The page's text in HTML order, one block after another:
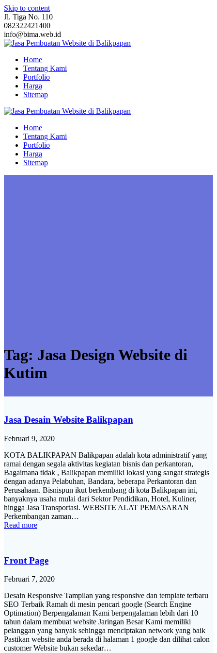
Skip to content
Jl. Tiga No. 110
082322421400
info@bima.web.id
Home
Tentang Kami
Portfolio
Harga
Sitemap
Home
Tentang Kami
Portfolio
Harga
Sitemap
Tag: Jasa Design Website di
Kutim
Jasa Desain Website Balikpapan
Februari 9, 2020
KOTA BALIKPAPAN Balikpapan adalah kota administratif yang
ramai dengan segala aktivitas kegiatan bisnis dan perkantoran,
Bagaimana tidak , Balikpapan memiliki lokasi yang sangat strategis
dengan adanya Pelabuhan, Bandara, beberapa Perkantoran dan
Perusahaan. Bisnispun ikut berkembang di kota Balikpapan ini,
banyaknya usaha mulai dari Sektor Pendidikan, Hotel, Kuliner,
hingga Jasa Transportasi. WEBSITE ALAT PEMASARAN
Perkembangan zaman…
Read more
Front Page
Februari 7, 2020
Desain Responsive Tampilan yang responsive dan template terbaru
SEO Terbaik Ramah di mesin pencari google (Search Engine
Optimation) Berpengalaman Kami berpengalaman lebih dari 10
tahun dalam membuat website Jaringan Besar Kami memiliki
pelanggan yang banyak sehingga menciptakan network yang baik
Pastikan website anda berada di halaman 1 google dan dilihat calon
customer Website bukan sekedar…